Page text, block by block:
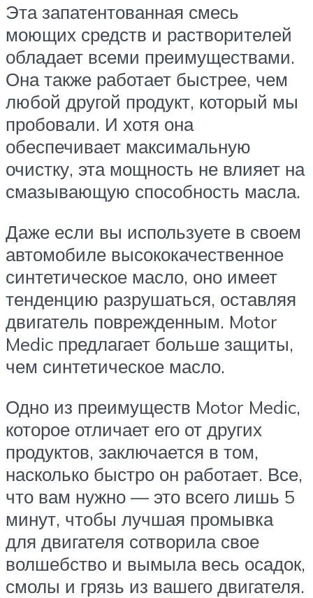
Эта запатентованная смесь
моющих средств и растворителей
обладает всеми преимуществами.
Она также работает быстрее, чем
любой другой продукт, который мы
пробовали. И хотя она
обеспечивает максимальную
очистку, эта мощность не влияет на
смазывающую способность масла.
Даже если вы используете в своем
автомобиле высококачественное
синтетическое масло, оно имеет
тенденцию разрушаться, оставляя
двигатель поврежденным. Motor
Medic предлагает больше защиты,
чем синтетическое масло.
Одно из преимуществ Motor Medic,
которое отличает его от других
продуктов, заключается в том,
насколько быстро он работает. Все,
что вам нужно — это всего лишь 5
минут, чтобы лучшая промывка
для двигателя сотворила свое
волшебство и вымыла весь осадок,
смолы и грязь из вашего двигателя.